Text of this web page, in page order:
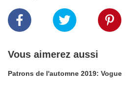
Vous aimerez aussi
Patrons de l'automne 2019: Vogue